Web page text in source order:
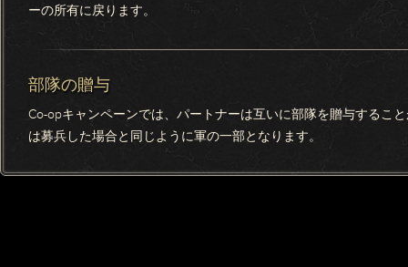
ーの所有に戻ります。
部隊の贈与
Co-opキャンペーンでは、パートナーは互いに部隊を贈与するこ
は募兵した場合と同じように軍の一部となります。